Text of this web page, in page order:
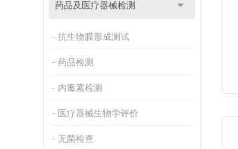
药品及医疗器械检测
抗生物膜形成测试
药品检测
内毒素检测
医疗器械生物学评价
无菌检查